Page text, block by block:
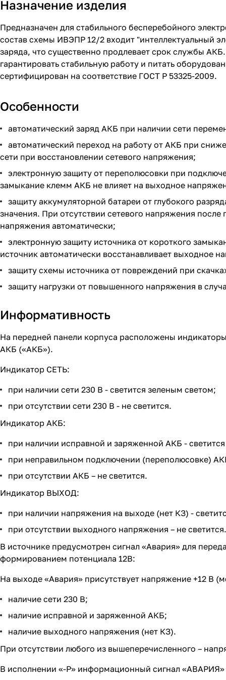
Назначение изделия
Предназначен для стабильного бесперебойного
состав схемы ИВЭПР 12/2 входит "интеллектуальный
заряда, что существенно продлевает срок службы
гарантировать стабильную работу и питать
сертифицирован на соответствие ГОСТ Р 53325-2009.
Особенности
автоматический заряд АКБ при наличии сети
автоматический переход на работу от АКБ при
сети при восстановлении сетевого напряжения;
электронную защиту от переполюсовки при
замыкание клемм АКБ не влияет на выходное
защиту аккумуляторной батареи от глубокого
значения. При отсутствии сетевого напряжения
напряжения автоматически;
электронную защиту источника от короткого
источник автоматически восстанавливает выходное
защиту схемы источника от повреждений при
защиту нагрузки от повышенного напряжения в
Информативность
На передней панели корпуса расположены
АКБ («АКБ»).
Индикатор СЕТЬ:
при наличии сети 230 В - светится зеленым светом;
при отсутствии сети 230 В - не светится.
Индикатор АКБ:
при наличии исправной и заряженной АКБ -
при неправильном подключении (переполюсовке)
при отсутствии АКБ – не светится.
Индикатор ВЫХОД:
при наличии напряжения на выходе (нет КЗ) -
при отсутствии выходного напряжения – не светится.
В источнике предусмотрен сигнал «Авария» для
формированием потенциала 12В:
На выходе «Авария» присутствует напряжение +12 В
наличие сети 230 В;
наличие исправной и заряженной АКБ;
наличие выходного напряжения (нет КЗ).
При отсутствии любого из вышеперечисленного –
В исполнении «-Р» информационный сигнал «АВАРИЯ»